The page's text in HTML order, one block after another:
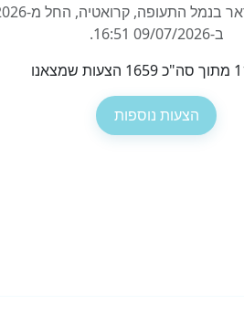
ב-09/07/2026 16:51.
הצעות נוספות